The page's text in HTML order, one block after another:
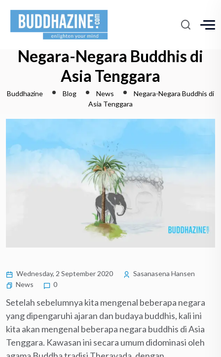
Negara-Negara Buddhis di
Asia Tenggara
Buddhazine Blog News
Negara-Negara Buddhis di
Asia Tenggara
Wednesday, 2 September 2020
Sasanasena Hansen
News
0
Setelah sebelumnya kita mengenal beberapa negara
yang dipengaruhi ajaran dan budaya buddhis, kali ini
kita akan mengenal beberapa negara buddhis di Asia
Tenggara. Kawasan ini secara umum didominasi oleh